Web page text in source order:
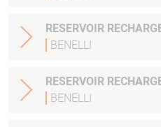
RESERVOIR
BENELLI
BENELLI